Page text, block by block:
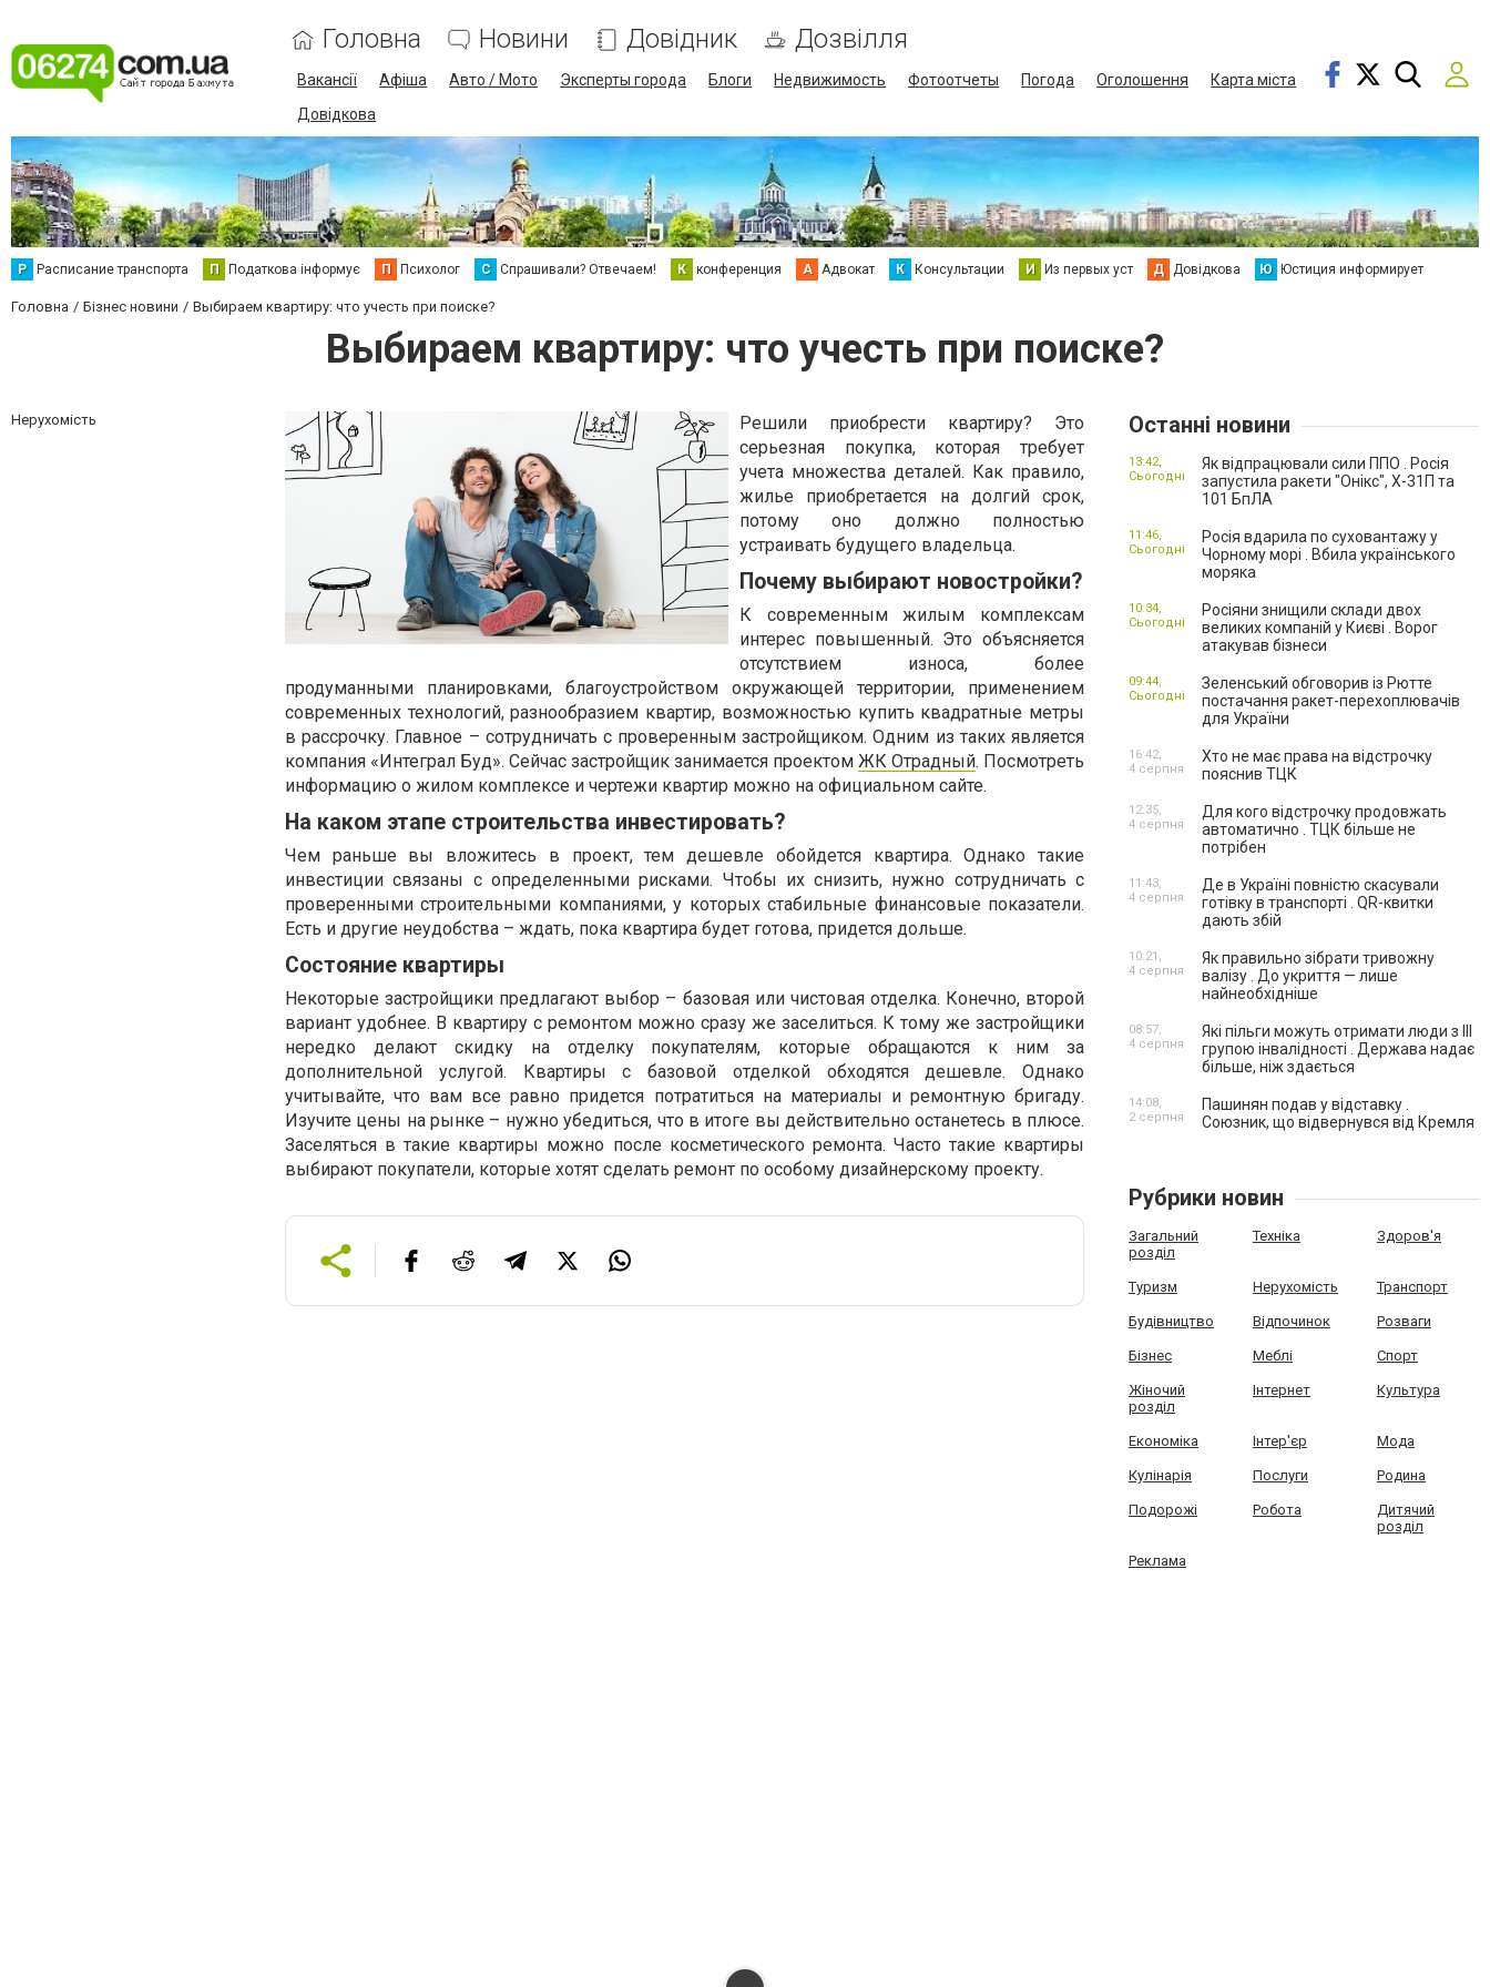
Головна Новини Довідник Дозвілля
Вакансії Афіша Авто / Мото Эксперты города Блоги Недвижимость Фотоотчеты Погода Оголошення
Карта міста
Довідкова
Р Расписание транспорта П Податкова інформує П Психолог С Спрашивали? Отвечаем! К конференция А Адвокат К Консультации И Из первых уст Д Довідкова Ю Юстиция информирует
Головна Бізнес новини Выбираем квартиру: что учесть при поиске?
Выбираем квартиру: что учесть при поиске?
Нерухомість
Решили приобрести квартиру? Это
серьезная покупка, которая требует
учета множества деталей. Как правило,
жилье приобретается на долгий срок,
потому оно должно полностью
устраивать будущего владельца.
Почему выбирают новостройки?
К современным жилым комплексам
интерес повышенный. Это объясняется
отсутствием износа, более
продуманными планировками, благоустройством окружающей территории, применением
современных технологий, разнообразием квартир, возможностью купить квадратные метры
в рассрочку. Главное – сотрудничать с проверенным застройщиком. Одним из таких является
компания «Интеграл Буд». Сейчас застройщик занимается проектом ЖК Отрадный. Посмотреть
информацию о жилом комплексе и чертежи квартир можно на официальном сайте.
На каком этапе строительства инвестировать?
Чем раньше вы вложитесь в проект, тем дешевле обойдется квартира. Однако такие
инвестиции связаны с определенными рисками. Чтобы их снизить, нужно сотрудничать с
проверенными строительными компаниями, у которых стабильные финансовые показатели.
Есть и другие неудобства – ждать, пока квартира будет готова, придется дольше.
Состояние квартиры
Некоторые застройщики предлагают выбор – базовая или чистовая отделка. Конечно, второй
вариант удобнее. В квартиру с ремонтом можно сразу же заселиться. К тому же застройщики
нередко делают скидку на отделку покупателям, которые обращаются к ним за
дополнительной услугой. Квартиры с базовой отделкой обходятся дешевле. Однако
учитывайте, что вам все равно придется потратиться на материалы и ремонтную бригаду.
Изучите цены на рынке – нужно убедиться, что в итоге вы действительно останетесь в плюсе.
Заселяться в такие квартиры можно после косметического ремонта. Часто такие квартиры
выбирают покупатели, которые хотят сделать ремонт по особому дизайнерскому проекту.
Останні новини
Як відпрацювали сили ППО . Росія
запустила ракети "Онікс", Х-31П та
101 БпЛА
13:42,
Сьогодні
Росія вдарила по суховантажу у
Чорному морі . Вбила українського
моряка
11:46,
Сьогодні
Росіяни знищили склади двох
великих компаній у Києві . Ворог
атакував бізнеси
10:34,
Сьогодні
Зеленський обговорив із Рютте
постачання ракет-перехоплювачів
для України
09:44,
Сьогодні
Хто не має права на відстрочку
пояснив ТЦК
16:42,
4 серпня
Для кого відстрочку продовжать
автоматично . ТЦК більше не
потрібен
12:35,
4 серпня
Де в Україні повністю скасували
готівку в транспорті . QR-квитки
дають збій
11:43,
4 серпня
Як правильно зібрати тривожну
валізу . До укриття — лише
найнеобхідніше
10:21,
4 серпня
Які пільги можуть отримати люди з III
групою інвалідності . Держава надає
більше, ніж здається
08:57,
4 серпня
Пашинян подав у відставку .
Союзник, що відвернувся від Кремля
14:08,
2 серпня
Рубрики новин
Загальний
розділ
Техніка Здоров'я
Туризм Нерухомість Транспорт
Будівництво Відпочинок Розваги
Бізнес Меблі Спорт
Жіночий
розділ
Інтернет Культура
Економіка Інтер'єр Мода
Кулінарія Послуги Родина
Подорожі Робота
Дитячий
розділ
Реклама